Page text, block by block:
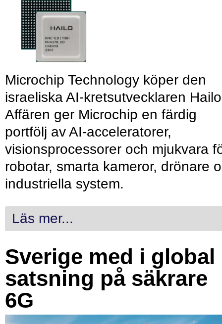
Microchip Technology köper den
israeliska AI-kretsutvecklaren
Affären ger Microchip en färdig
portfölj av AI-acceleratorer,
visionsprocessorer och mjukvara
robotar, smarta kameror, drönare
industriella system.
Läs mer...
Sverige med i global
satsning på säkrare
6G